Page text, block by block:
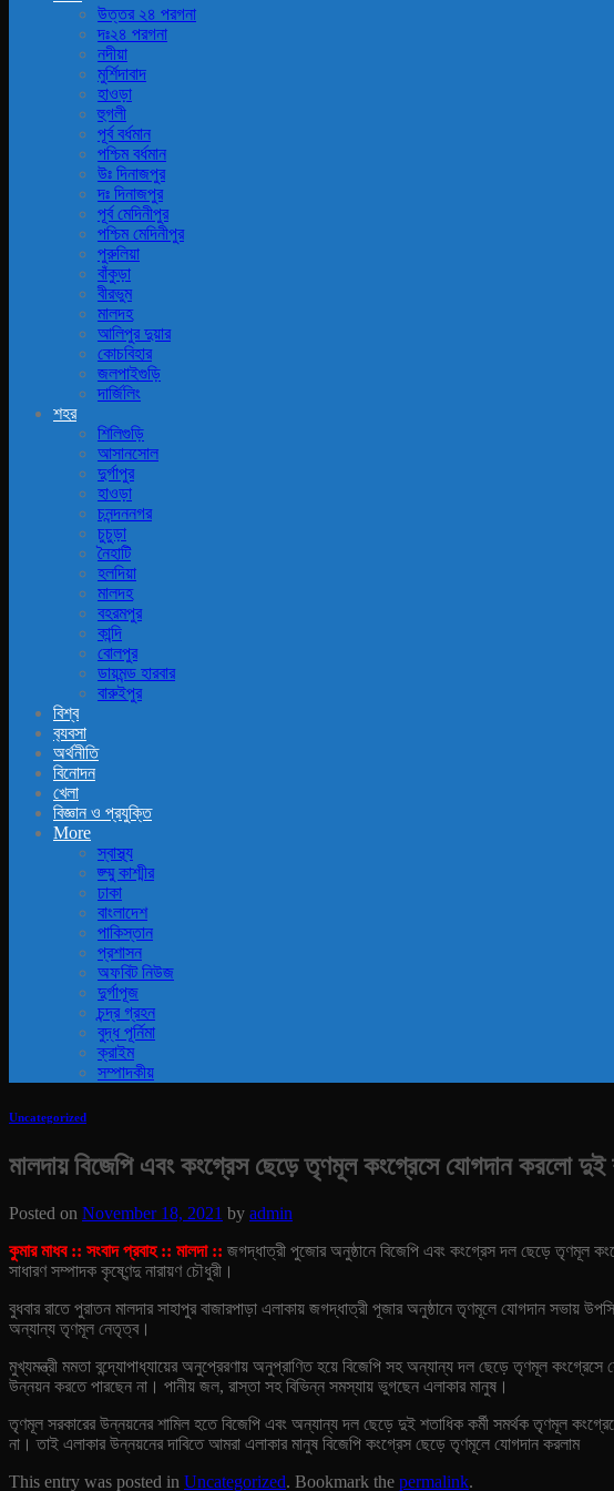
উত্তর ২৪ পরগনা
দঃ২৪ পরগনা
নদীয়া
মুর্শিদাবাদ
হাওড়া
হুগলী
পূর্ব বর্ধমান
পশ্চিম বর্ধমান
উঃ দিনাজপুর
দঃ দিনাজপুর
পূর্ব মেদিনীপুর
পশ্চিম মেদিনীপুর
পুরুলিয়া
বাঁকুড়া
বীরভুম
মালদহ
আলিপুর দুয়ার
কোচবিহার
জলপাইগুড়ি
দার্জিলিং
শহর
শিলিগুড়ি
আসানসোল
দুর্গাপুর
হাওড়া
চনন্দননগর
চুচুড়া
নৈহাটি
হলদিয়া
মালদহ
বহরমপুর
কান্দি
বোলপুর
ডায়মন্ড হারবার
বারুইপুর
বিশ্ব
ব‍্যবসা
অর্থনীতি
বিনোদন
খেলা
বিজ্ঞান ও প্রযুক্তি
More
স্বাস্থ্য
জ্ম্মু কাশ্মীর
ঢাকা
বাংলাদেশ
পাকিস্তান
প্রশাসন
অফবিট নিউজ
দুর্গাপূজ
চন্দ্র গ্রহন
বুদ্ধ পূর্নিমা
ক্রাইম
সম্পাদকীয়
Uncategorized
মালদায় বিজেপি এবং কংগ্রেস ছেড়ে তৃণমূল কংগ্রেসে যোগদান করলো দুই
Posted on November 18, 2021 by admin
কুমার মাধব :: সংবাদ প্রবাহ :: মালদা :: জগদ্ধাত্রী পুজোর অনুষ্ঠানে বিজেপি এবং কংগ্রেস দল ছেড়ে তৃণমূল
সাধারণ সম্পাদক কৃষ্ণেন্দু নারায়ণ চৌধুরী।
বুধবার রাতে পুরাতন মালদার সাহাপুর বাজারপাড়া এলাকায় জগদ্ধাত্রী পূজার অনুষ্ঠানে তৃণমূলে যোগদান সভায়
অন্যান্য তৃণমূল নেতৃত্ব।
মুখ্যমন্ত্রী মমতা বন্দ্যোপাধ্যায়ের অনুপ্রেরণায় অনুপ্রাণিত হয়ে বিজেপি সহ অন্যান্য দল ছেড়ে তৃণমূল
উন্নয়ন করতে পারছেন না। পানীয় জল, রাস্তা সহ বিভিন্ন সমস্যায় ভুগছেন এলাকার মানুষ।
তৃণমূল সরকারের উন্নয়নের শামিল হতে বিজেপি এবং অন্যান্য দল ছেড়ে দুই শতাধিক কর্মী সমর্থক তৃণমূল
না। তাই এলাকার উন্নয়নের দাবিতে আমরা এলাকার মানুষ বিজেপি কংগ্রেস ছেড়ে তৃণমূলে যোগদান করলাম
This entry was posted in Uncategorized. Bookmark the permalink.